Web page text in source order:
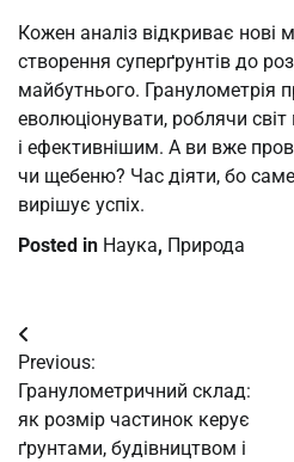
Кожен аналіз відкриває нові
створення суперґрунтів до
майбутнього. Гранулометрія
еволюціонувати, роблячи світ
і ефективнішим. А ви вже
чи щебеню? Час діяти, бо
вирішує успіх.
Posted in Наука, Природа
Post
navigation
Previous:
Гранулометричний склад:
як розмір частинок керує
ґрунтами, будівництвом і